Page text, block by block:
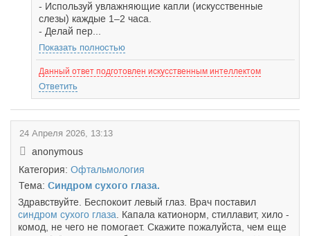
- Используй увлажняющие капли (искусственные
слезы) каждые 1–2 часа.
- Делай пер...
Показать полностью
Данный ответ подготовлен искусственным интеллектом
Ответить
24 Апреля 2026, 13:13
anonymous
Категория: Офтальмология
Тема: Синдром сухого глаза.
Здравствуйте. Беспокоит левый глаз. Врач поставил
синдром сухого глаза . Капала катионорм, стиллавит, хило -
комод, не чего не помогает. Скажите пожалуйста, чем еще